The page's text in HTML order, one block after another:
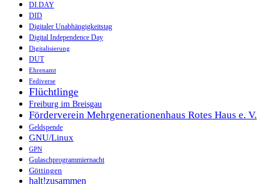
DI.DAY
DID
Digitaler Unabhängigkeitstag
Digital Independence Day
Digitalisierung
DUT
Ehrenamt
Fediverse
Flüchtlinge
Freiburg im Breisgau
Förderverein Mehrgenerationenhaus Rotes Haus e. V.
Geldspende
GNU/Linux
GPN
Gulaschprogrammiernacht
Göttingen
halt!zusammen